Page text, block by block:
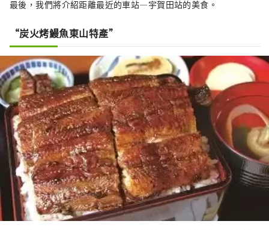
最後，我們將介紹距離最近的車站—宇賀田站的美食。
“炭火烤鰻魚東山特產”